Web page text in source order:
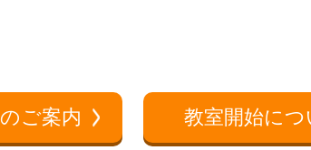
ご案内 教室開始につ